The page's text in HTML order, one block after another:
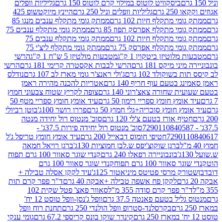
ביסקוויט לוטוס במילוי קרם לוטוס 150 גרם
גליליות וופלים
גרם
גליליות וופלים וניל 250 גרם
היינץ מיוקטשופ 425
מתקלף חיות 102 גרם
ממתק גומי מתקלף ענבים מנגו 85
מתקלף אפרסק תפוז 85 גרם
ממתק גומי מתקלף ענבים 75
מתקלף חיות 102 גרם
ממתק גומי מתקלף ענבים 75
מתקלף אפרסק 75 גרם
ממתק גומי מתקלף ליצ'י 75
ביטקוין 1 ק"ג
מטבעות מולטיזן 5 ש"ח 1 ק"ג
הרשי
מיקס 181 גרם
הרשי לבבות אקסטרה קרימי 181 גרם
הרשי
102 גרם
ג'ולי ראנצ'ר גומי מארז לב 107 גרם
נודלס
עוף חריף 140 גרם
אטריות להכנה מהירה ראמן
שחורה צאצ'רוני 140 גרם
צופה לקריץ שטוח צבעוני חמוץ
חומץ ספריי רימון 50 גרם
עיד אומץ חומץ ספריי מטף 50
חומץ סוכריה+גלי חמוץ 50 גרם
פררו רושר 100ג'
בוטן רביולי
אורז בטעם צ'לי 120 גרם
סוכ' מנטוס רול יחידה מנטה
סוכ' מנטוס רול יחידה פירות 37.5ג' -
חטיפי חומוס דבאייל 200 גרם
עיד אומץ חומץ טריפל ג'ל
ברגן שוקוצ'יפס ש.לבן חמוציות 130ג'
ברגן רויאל חמאה
בונבוניירה רפאלו 240 גרם
קנדי שוגר סאוור 100 גרם תפוח
100 גרם תפוח
קנדי שוגר סאוור 100 גרם
מרסי פטיטס מיניאטור 125ג'
עיד לקקן אסלה טבילה +
לקקן פח אשפה טבילה +אבקה 40 גרם
ד"ר פפר קרם תות
פפר קרם סודה 355 מ"ל
סאוור פאצ' פטל שקית 102
בטעם פאנטה 37.5 גרם
וופל ג'נסן-וופל טוסט 12 יח'
בקרסלנד-סטרופ וופל הולנדי 250 גרם
תחנת רוח וופל
קינדר שוקו בונס קריספי 67.2 גרם
גומי ענקי